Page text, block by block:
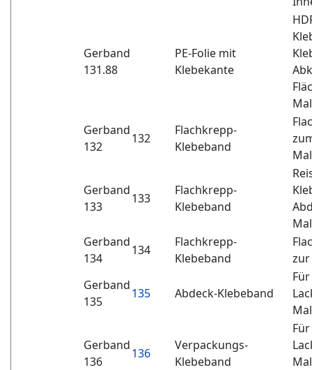
Gerband
131.88
PE-Folie mit
Klebekante
Gerband
132
132
Flachkrepp-
Klebeband
Gerband
133
133
Flachkrepp-
Klebeband
Gerband
134
134
Flachkrepp-
Klebeband
Gerband
135
135 Abdeck-Klebeband
Gerband
136
136
Verpackungs-
Klebeband